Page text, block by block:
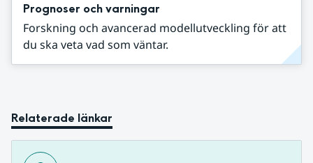
Prognoser och varningar
Forskning och avancerad modellutveckling för att
du ska veta vad som väntar.
Relaterade länkar